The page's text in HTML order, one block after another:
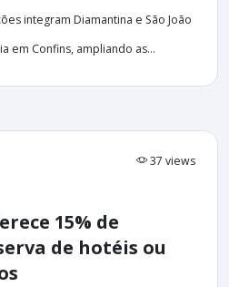
integram Diamantina e São João
em Confins, ampliando as...
37 views
15% de
de hotéis ou